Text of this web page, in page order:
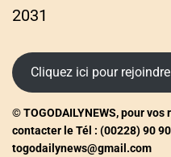
2031
Cliquez ici pour
© TOGODAILYNEWS, pour
contacter le Tél : (00228) 90
togodailynews@gmail.com